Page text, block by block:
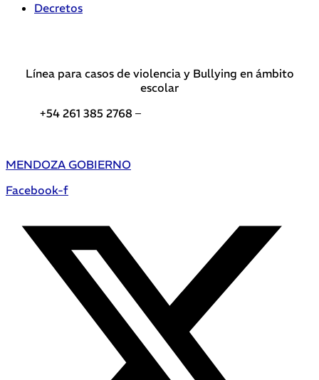
Decretos
Línea para casos de violencia y Bullying en ámbito
escolar
+54 261 385 2768 –
MENDOZA GOBIERNO
Facebook-f